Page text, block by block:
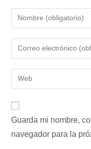
Introduce
tu
nombre
de
usuario
para
Introduce
tu
dirección
de
para
comentar
Introduce
la
de
tu
web
Guarda mi nombre,
navegador para la